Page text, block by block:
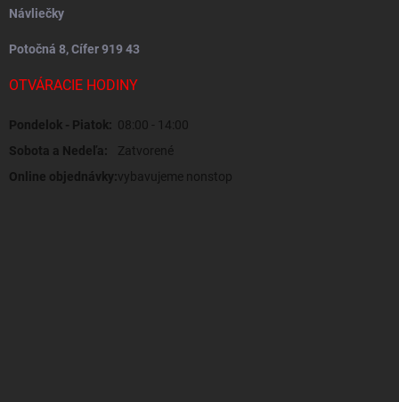
Návliečky
Potočná 8, Cífer 919 43
OTVÁRACIE HODINY
Pondelok - Piatok: 08:00 - 14:00
Sobota a Nedeľa:
Zatvorené
Online objednávky:vybavujeme nonstop